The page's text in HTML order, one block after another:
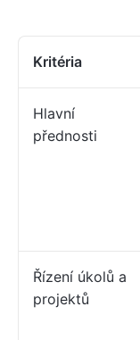
Kritéria
Hlavní
přednosti
Řízení úkolů a
projektů